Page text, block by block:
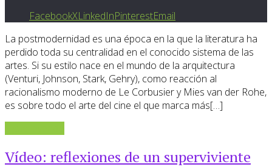
FacebookXLinkedInPinterestEmail
La postmodernidad es una época en la que la literatura ha
perdido toda su centralidad en el conocido sistema de las
artes. Si su estilo nace en el mundo de la arquitectura
(Venturi, Johnson, Stark, Gehry), como reacción al
racionalismo moderno de Le Corbusier y Mies van der Rohe,
es sobre todo el arte del cine el que marca más[…]
Vídeo: reflexiones de un superviviente